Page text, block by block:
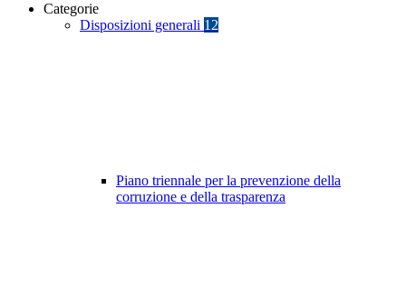
Categorie
Disposizioni generali 12
Piano triennale per la prevenzione della
corruzione e della trasparenza